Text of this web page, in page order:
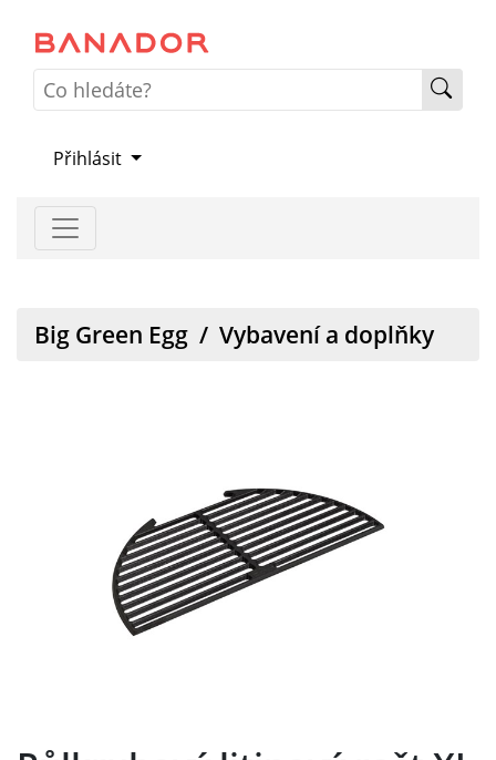
Přihlásit
Big Green Egg / Vybavení a doplňky